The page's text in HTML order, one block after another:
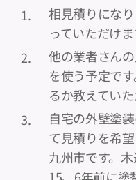
相見積りにな
っていただけ
他の業者さん
を使う予定で
るか教えてい
自宅の外壁塗
て見積りを希
九州市です。